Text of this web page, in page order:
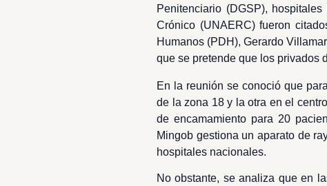
Penitenciario (DGSP),
Crónico (UNAERC) fueron
Humanos (PDH), Gerardo
que se pretende que los privados
En la reunión se conoció que
de la zona 18 y la otra en el
de encamamiento para 20
Mingob gestiona un aparato de
hospitales nacionales.
No obstante, se analiza que en